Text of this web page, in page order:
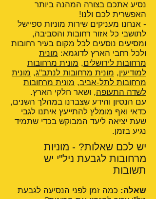
נסיע אתכם בצורה המהנה ביותר
האפשרית לכם ולנו!
- אנחנו מעניקים שירות מוניות ספיישל
לתושבי כל אזור רחובות והסביבה,
ומסיעים נוסעים לכל מקום בעיר רחובות
ולכל רחבי הארץ לדוגמא: מונית
מרחובות לירושלים, מונית מרחובות
למודיעין, מונית מרחובות לנתב"ג, מונית
מרחובות לתל-אביב, מונית מרחובות
לשדה התעופה, ושאר חלקי הארץ.
עם הנסיון והידע שצברנו במהלך השנים,
כדאי ואף מומלץ להתייעץ איתנו לגבי
שעת יציאה ליעד המבוקש בכדי שתמיד
נגיע בזמן.
יש לכם שאלות? - מוניות
מרחובות לגבעת ניל"י יש
תשובות
שאלה: כמה זמן לפני הנסיעה לגבעת